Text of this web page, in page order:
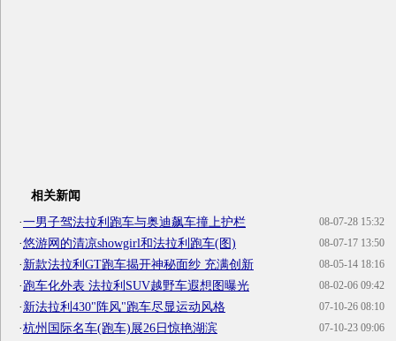
相关新闻
08-07-28 15:32
·一男子驾法拉利跑车与奥迪飙车撞上护栏
08-07-17 13:50
·悠游网的清凉showgirl和法拉利跑车(图)
08-05-14 18:16
·新款法拉利GT跑车揭开神秘面纱 充满创新
08-02-06 09:42
·跑车化外表 法拉利SUV越野车遐想图曝光
07-10-26 08:10
·新法拉利430"阵风"跑车尽显运动风格
07-10-23 09:06
·杭州国际名车(跑车)展26日惊艳湖滨